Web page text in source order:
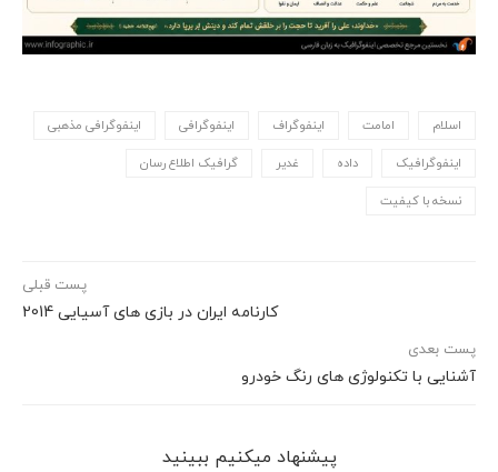
اسلام امامت اینفوگراف اینفوگرافی اینفوگرافی مذهبی
اینفوگرافیک داده غدیر گرافیک اطلاع رسان
نسخه با کیفیت
پست قبلی
کارنامه ایران در بازی های آسیایی 2014
پست بعدی
آشنایی با تکنولوژی های رنگ خودرو
پیشنهاد می‎کنیم ببینید